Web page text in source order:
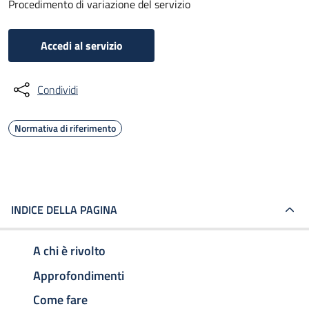
Procedimento di variazione del servizio
Accedi al servizio
Condividi
Normativa di riferimento
INDICE DELLA PAGINA
A chi è rivolto
Approfondimenti
Come fare